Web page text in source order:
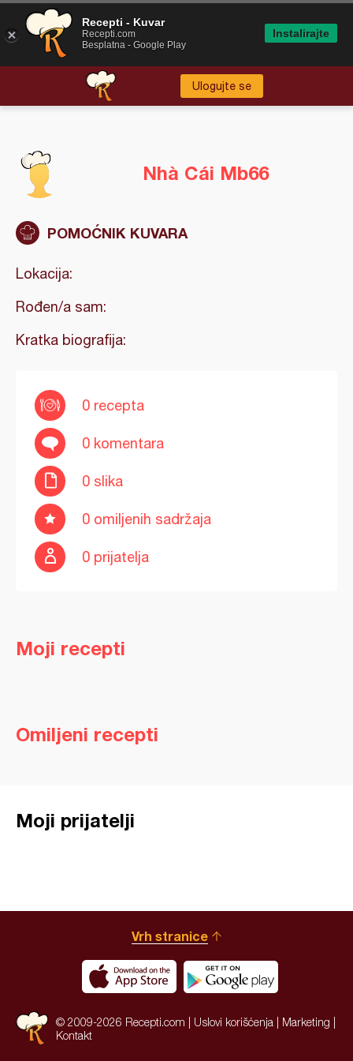
Ulogujte se
Nhà Cái Mb66
POMOĆNIK KUVARA
Lokacija:
Rođen/a sam:
Kratka biografija:
0 recepta
0 komentara
0 slika
0 omiljenih sadržaja
0 prijatelja
Moji recepti
Omiljeni recepti
Moji prijatelji
Vrh stranice
© 2009-2026 Recepti.com | Uslovi korišćenja Marketing
Kontakt
Recepti - Kuvar
Recepti.com
Besplatna - Google Play
Instalirajte